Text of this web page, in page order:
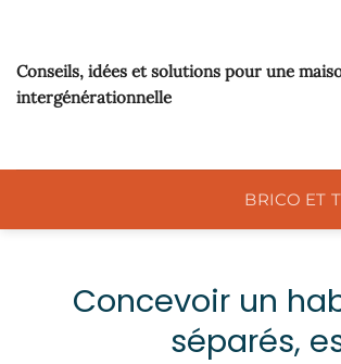
contenu
Conseils, idées et solutions pour une
intergénérationnelle
BRICO ET
Concevoir un
séparés,